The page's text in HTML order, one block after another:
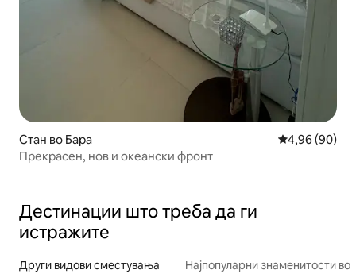
Стан во Бара Просечна
4,96 (90)
Прекрасен, нов и океански фронт
Дестинации што треба да ги
истражите
Други видови сместувања Најпопуларни знаменитости во